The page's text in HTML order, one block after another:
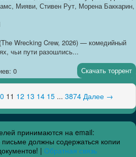
Мияви, Стивен Рут, Морена Баккарин,
Wrecking Crew, 2026) — комедийный
чьи пути разошлись...
0 Скачать торрент
11 12 13 14 15 ... 3874 Далее →
принимаются на email:
должны содержаться копии
| Обратная связь